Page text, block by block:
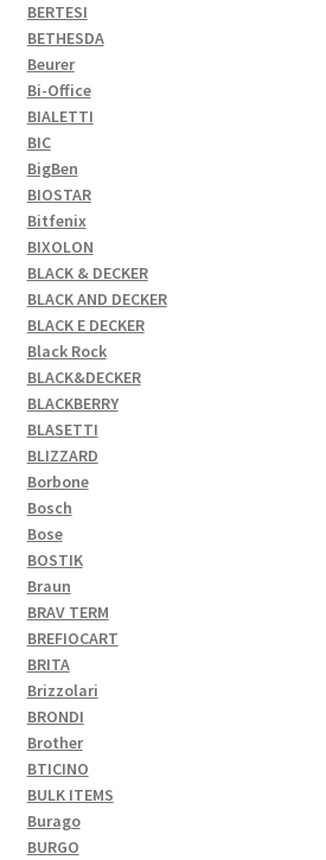
BERTESI
BETHESDA
Beurer
Bi-Office
BIALETTI
BIC
BigBen
BIOSTAR
Bitfenix
BIXOLON
BLACK & DECKER
BLACK AND DECKER
BLACK E DECKER
Black Rock
BLACK&DECKER
BLACKBERRY
BLASETTI
BLIZZARD
Borbone
Bosch
Bose
BOSTIK
Braun
BRAV TERM
BREFIOCART
BRITA
Brizzolari
BRONDI
Brother
BTICINO
BULK ITEMS
Burago
BURGO